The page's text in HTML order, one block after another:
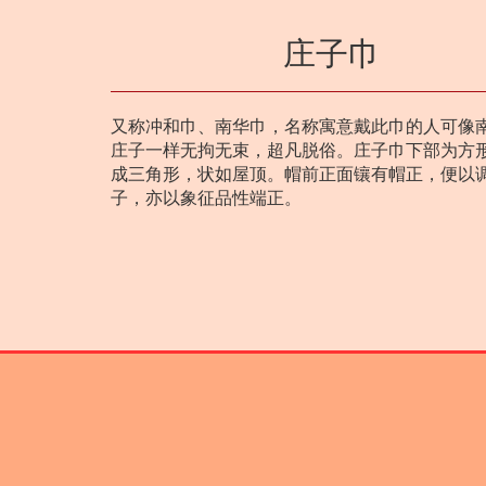
庄子巾
又称冲和巾、南华巾，名称寓意戴此巾的人可像
庄子一样无拘无束，超凡脱俗。庄子巾下部为方
成三角形，状如屋顶。帽前正面镶有帽正，便以
子，亦以象征品性端正。